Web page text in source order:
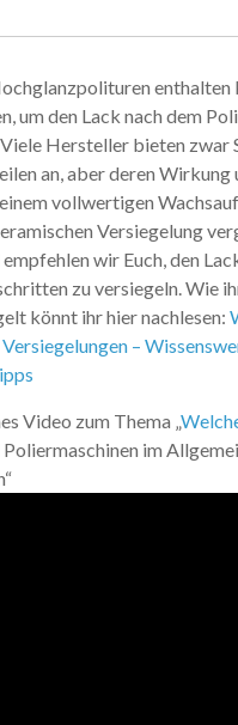
enthalten
um den Lack nach dem
Hersteller bieten zwar
an, aber deren Wirkung
vollwertigen
Versiegelung
wir Euch, den
zu versiegeln. Wie
könnt ihr hier nachlesen:
–
Video zum Thema „
Poliermaschinen im